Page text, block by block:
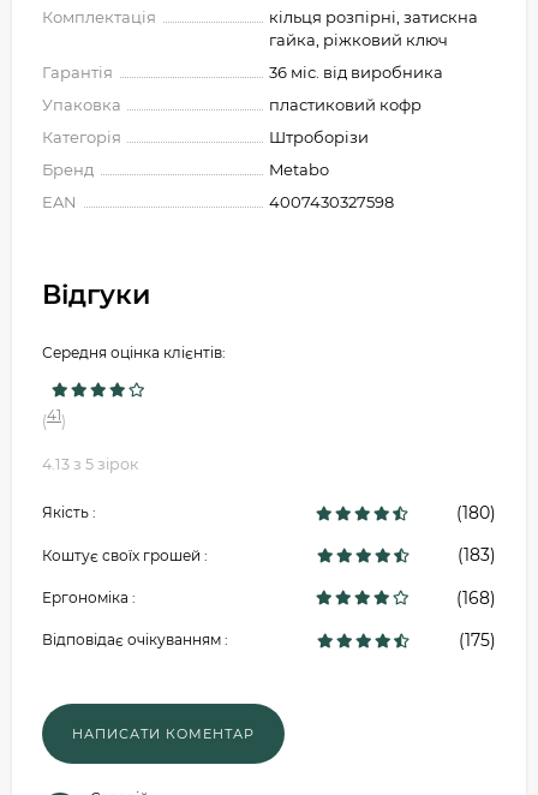
Комплектація
кільця розпірні, затискна
гайка, ріжковий ключ
Гарантія
36 міс. від виробника
Упаковка
пластиковий кофр
Категорія
Штроборізи
Бренд
Metabo
EAN
4007430327598
Відгуки
Середня оцінка клієнтів:
(41)
4.13 з 5 зірок
Якість : (180)
Коштує своїх грошей : (183)
Ергономіка : (168)
Відповідає очікуванням : (175)